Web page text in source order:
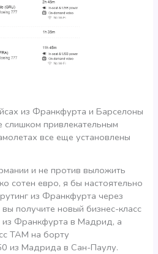
из Франкфурта и Барселоны
слишком привлекательным
все еще установлены
и не против выложить
сотен евро, я бы настоятельно
из Франкфурта через
получите новый бизнес-класс
из Франкфурта в Мадрид, а
TAM на борту
из Мадрида в Сан-Паулу.